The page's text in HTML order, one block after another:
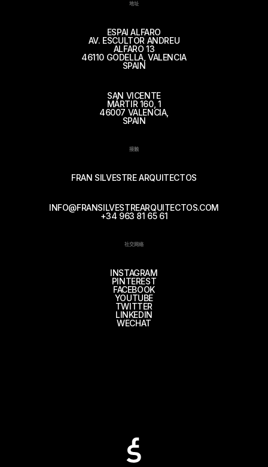
地址
ESPAI ALFARO
AV. ESCULTOR ANDREU
ALFARO 13
46110 GODELLA, VALENCIA
SPAIN
SAN VICENTE
MÁRTIR 160, 1
46007 VALENCIA,
SPAIN
接触
FRAN SILVESTRE ARQUITECTOS
INFO@FRANSILVESTREARQUITECTOS.COM
+34 963 81 65 61
社交网络
INSTAGRAM
PINTEREST
FACEBOOK
YOUTUBE
TWITTER
LINKEDIN
WECHAT